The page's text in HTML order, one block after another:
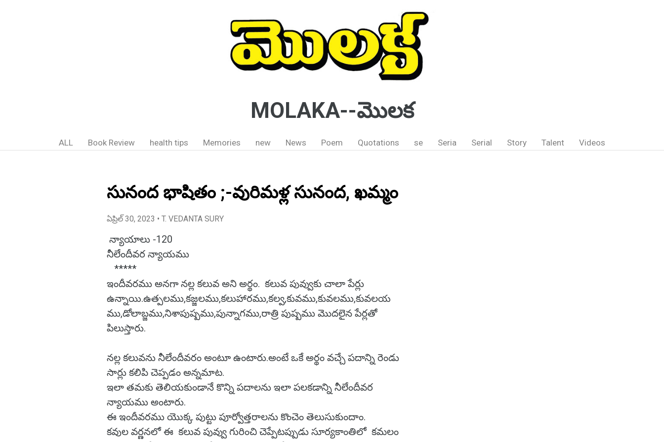
MOLAKA--మొలక
ALL Book Review health tips Memories new News Poem Quotations se Seria Serial Story Talent Videos
సునంద భాషితం ;-వురిమళ్ల సునంద, ఖమ్మం
ఏప్రిల్ 30, 2023 • T. VEDANTA SURY
న్యాయాలు -120
నీలేందీవర న్యాయము
*****
ఇందీవరము అనగా నల్ల కలువ అని అర్థం. కలువ పువ్వుకు చాలా పేర్లు
ఉన్నాయి.ఉత్పలము,కజ్జలము,కలుహారము,కల్వ,కువము,కువలము,కువలయ
ము,డోలాబ్జము,నిశాపుష్పము,పున్నాగము,రాత్రి పుష్పము మొదలైన పేర్లతో
పిలుస్తారు.
నల్ల కలువను నీలేందీవరం అంటూ ఉంటారు.అంటే ఒకే అర్థం వచ్చే పదాన్ని రెండు
సార్లు కలిపి చెప్పడం అన్నమాట.
ఇలా తమకు తెలియకుండానే కొన్ని పదాలను ఇలా పలకడాన్ని నీలేందీవర
న్యాయము అంటారు.
ఈ ఇందీవరము యొక్క పుట్టు పూర్వోత్తరాలను కొంచెం తెలుసుకుందాం.
కవుల వర్ణనలో ఈ కలువ పువ్వు గురించి చెప్పేటప్పుడు సూర్యకాంతిలో కమలం